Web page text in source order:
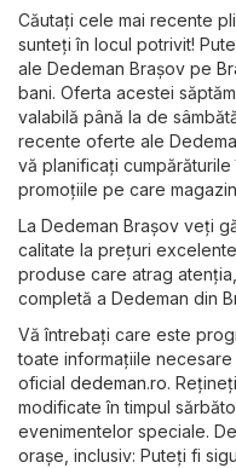
Căutați cele mai recente
sunteți în locul potrivit!
ale Dedeman Brașov pe
bani. Oferta acestei
valabilă până la de
recente oferte ale
vă planificați
promoțiile pe care
La Dedeman Brașov veți
calitate la prețuri
produse care atrag
completă a Dedeman din
Vă întrebați care este
toate informațiile
oficial dedeman.ro.
modificate în timpul
evenimentelor speciale.
orașe, inclusiv: Puteți fi